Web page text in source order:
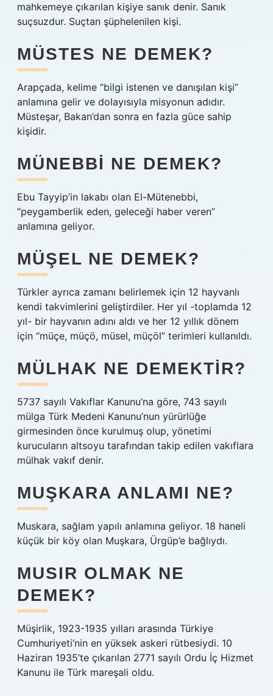
mahkemeye çıkarılan kişiye sanık denir. Sanık
suçsuzdur. Suçtan şüphelenilen kişi.
MÜSTES NE DEMEK?
Arapçada, kelime “bilgi istenen ve danışılan kişi”
anlamına gelir ve dolayısıyla misyonun adıdır.
Müsteşar, Bakan’dan sonra en fazla güce sahip
kişidir.
MÜNEBBI NE DEMEK?
Ebu Tayyip’in lakabı olan El-Mütenebbi,
“peygamberlik eden, geleceği haber veren”
anlamına geliyor.
MÜŞEL NE DEMEK?
Türkler ayrıca zamanı belirlemek için 12 hayvanlı
kendi takvimlerini geliştirdiler. Her yıl -toplamda 12
yıl- bir hayvanın adını aldı ve her 12 yıllık dönem
için “müçe, müçö, müsel, müçöl” terimleri kullanıldı.
MÜLHAK NE DEMEKTIR?
5737 sayılı Vakıflar Kanunu’na göre, 743 sayılı
mülga Türk Medeni Kanunu’nun yürürlüğe
girmesinden önce kurulmuş olup, yönetimi
kurucuların altsoyu tarafından takip edilen vakıflara
mülhak vakıf denir.
MUŞKARA ANLAMI NE?
Muskara, sağlam yapılı anlamına geliyor. 18 haneli
küçük bir köy olan Muşkara, Ürgüp’e bağlıydı.
MUSIR OLMAK NE
DEMEK?
Müşirlik, 1923-1935 yılları arasında Türkiye
Cumhuriyeti’nin en yüksek askeri rütbesiydi. 10
Haziran 1935’te çıkarılan 2771 sayılı Ordu İç Hizmet
Kanunu ile Türk mareşali oldu.